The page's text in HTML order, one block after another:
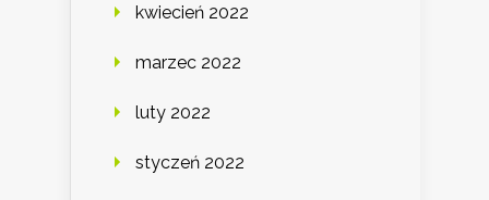
kwiecień 2022
marzec 2022
luty 2022
styczeń 2022